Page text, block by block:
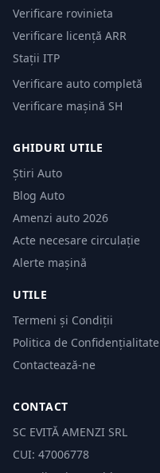
Verificare rovinieta
Verificare licență ARR
Stații ITP
Verificare auto completă
Verificare mașină SH
GHIDURI UTILE
Știri Auto
Blog Auto
Amenzi auto 2026
Acte necesare circulație
Alerte mașină
UTILE
Termeni și Condiții
Politica de Confidențialitate
Contactează-ne
CONTACT
SC EVITĂ AMENZI SRL
CUI: 47006778